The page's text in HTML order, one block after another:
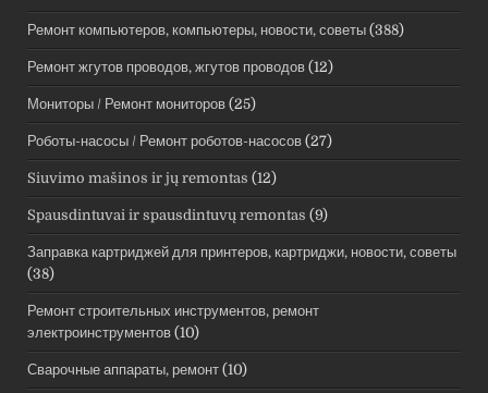
Ремонт компьютеров, компьютеры, новости, советы (388)
Ремонт жгутов проводов, жгутов проводов (12)
Мониторы / Ремонт мониторов (25)
Роботы-насосы / Ремонт роботов-насосов (27)
Siuvimo mašinos ir jų remontas (12)
Spausdintuvai ir spausdintuvų remontas (9)
Заправка картриджей для принтеров, картриджи, новости, советы
(38)
Ремонт строительных инструментов, ремонт
электроинструментов (10)
Сварочные аппараты, ремонт (10)